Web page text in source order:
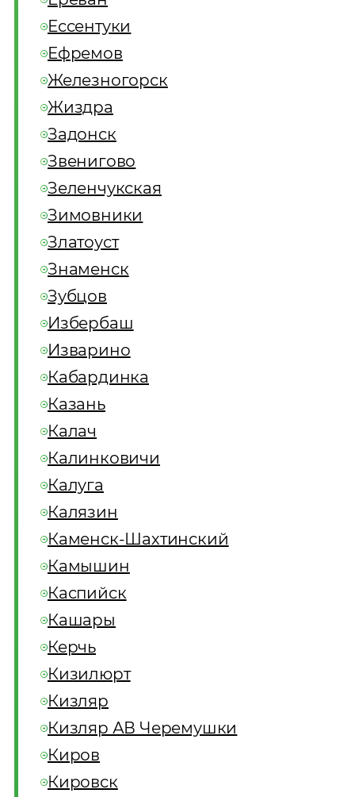
Ессентуки
Ефремов
Железногорск
Жиздра
Задонск
Звенигово
Зеленчукская
Зимовники
Златоуст
Знаменск
Зубцов
Избербаш
Изварино
Кабардинка
Казань
Калач
Калинковичи
Калуга
Калязин
Каменск-Шахтинский
Камышин
Каспийск
Кашары
Керчь
Кизилюрт
Кизляр
Кизляр АВ Черемушки
Киров
Кировск